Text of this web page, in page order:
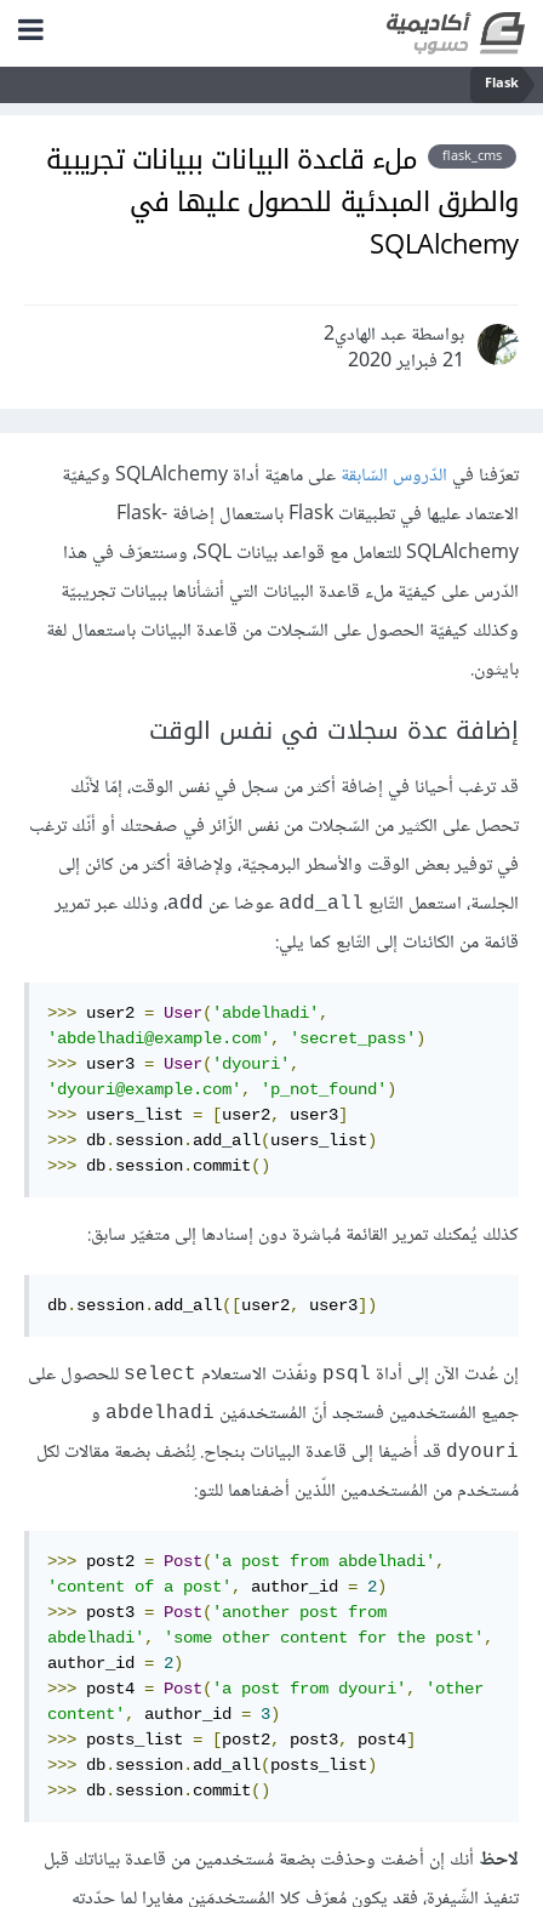
Flask
flask_cms
ملء قاعدة البيانات ببيانات تجريبية
والطرق المبدئية للحصول عليها في
SQLAlchemy
بواسطة عبد الهادي2
21 فبراير 2020
تعرّفنا في الدّروس السّابقة
على ماهيّة أداة SQLAlchemy وكيفيّة
الاعتماد عليها في تطبيقات Flask باستعمال إضافة Flask-
SQLAlchemy للتعامل مع قواعد بيانات SQL، وسنتعرّف في هذا
الدّرس على كيفيّة ملء قاعدة البيانات التي أنشأناها ببيانات تجريبيّة
وكذلك كيفيّة الحصول على السّجلات من قاعدة البيانات باستعمال لغة
بايثون.
إضافة عدة سجلات في نفس الوقت
قد ترغب أحيانا في إضافة أكثر من سجل في نفس الوقت، إمّا لأنّك
تحصل على الكثير من السّجلات من نفس الزّائر في صفحتك أو أنّك ترغب
في توفير بعض الوقت والأسطر البرمجيّة، ولإضافة أكثر من كائن إلى
الجلسة، استعمل التّابع add_all عوضا عن add، وذلك عبر تمرير
قائمة من الكائنات إلى التّابع كما يلي:
>>> user2 = User( 'abdelhadi' ,
'abdelhadi@example.com' , 'secret_pass' )
>>> user3 = User( 'dyouri' ,
'dyouri@example.com' , 'p_not_found' )
>>> users_list = [user2, user3]
>>> db. session. add_all(users_list)
>>> db. session. commit()
كذلك يُمكنك تمرير القائمة مُباشرة دون إسنادها إلى متغيّر سابق:
db. session. add_all([user2, user3])
إن عُدت الآن إلى أداة psql ونفّذت الاستعلام select للحصول على
جميع المُستخدمين فستجد أنّ المُستخدمَيْن abdelhadi و
dyouri قد أُضيفا إلى قاعدة البيانات بنجاح. لِنُضف بضعة مقالات لكل
مُستخدم من المُستخدمين اللّذين أضفناهما للتو:
>>> post2 = Post( 'a post from abdelhadi' ,
'content of a post' , author_id = 2)
>>> post3 = Post( 'another post from
abdelhadi' , 'some other content for the post' ,
author_id = 2)
>>> post4 = Post( 'a post from dyouri' ,
'other
content' , author_id = 3)
>>> posts_list = [post2, post3, post4]
>>> db. session. add_all(posts_list)
>>> db. session. commit()
لاحظ أنك إن أضفت وحذفت بضعة مُستخدمين من قاعدة بياناتك قبل
تنفيذ الشّيفرة، فقد يكون مُعرّف كلا المُستخدمَيْن مغايرا لما حدّدته